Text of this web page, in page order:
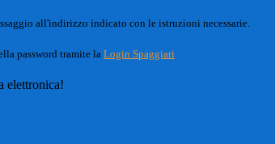
all'indirizzo indicato con le istruzioni necessarie.
password tramite la Login Spaggiari
elettronica!